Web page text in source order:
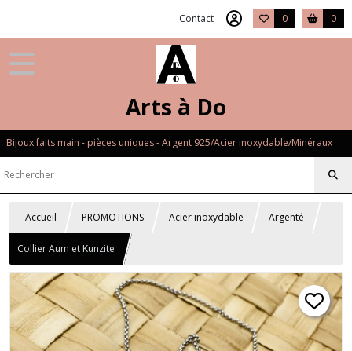
Contact 0 0
Arts à Do
Bijoux faits main - pièces uniques - Argent 925/Acier inoxydable/Minéraux
Accueil PROMOTIONS Acier inoxydable Argenté
Collier Aum et Kunzite